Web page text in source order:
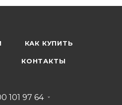
КАК КУПИТЬ
КОНТАКТЫ
101 97 64